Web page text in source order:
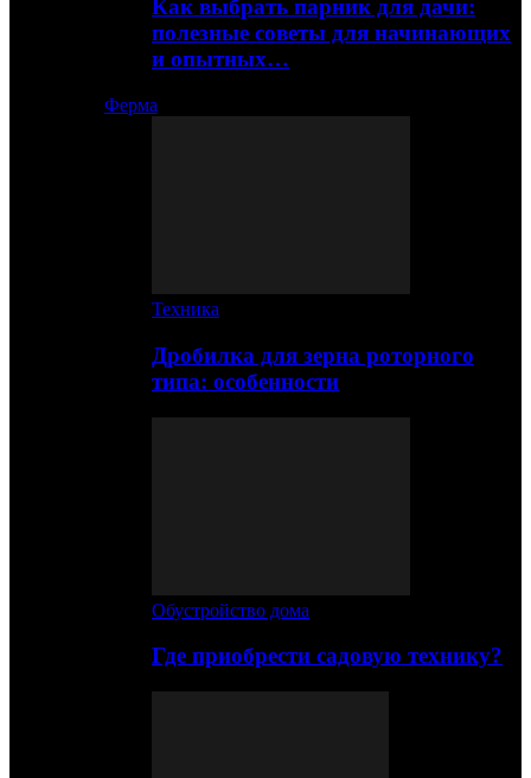
Как выбрать парник для дачи:
полезные советы для начинающих
и опытных…
Ферма
Техника
Дробилка для зерна роторного
типа: особенности
Обустройство дома
Где приобрести садовую технику?